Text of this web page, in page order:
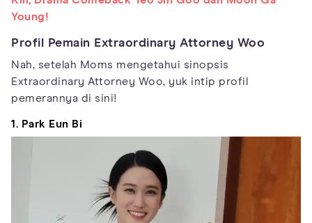
Young!
Profil Pemain Extraordinary Attorney Woo
Nah, setelah Moms mengetahui sinopsis
Extraordinary Attorney Woo, yuk intip profil
pemerannya di sini!
1. Park Eun Bi